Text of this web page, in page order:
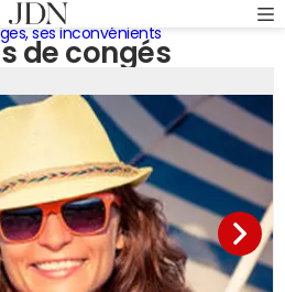
de congés
ses inconvénients